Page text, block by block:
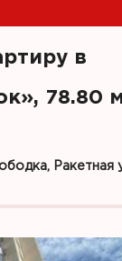
в
78.80
Ракетная